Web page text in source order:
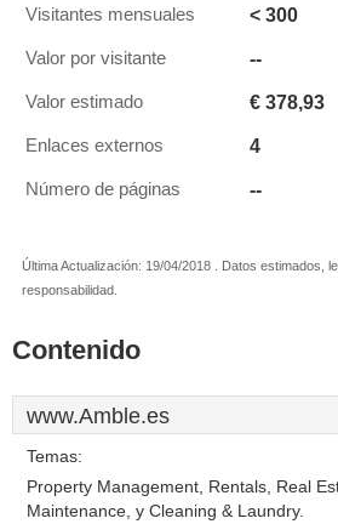
Visitantes mensuales < 300
Valor por visitante --
Valor estimado € 378,93
Enlaces externos 4
Número de páginas --
Última Actualización: 19/04/2018 . Datos estimados,
responsabilidad.
Contenido
www.Amble.es
Temas:
Property Management, Rentals, Real
Maintenance, y Cleaning & Laundry.